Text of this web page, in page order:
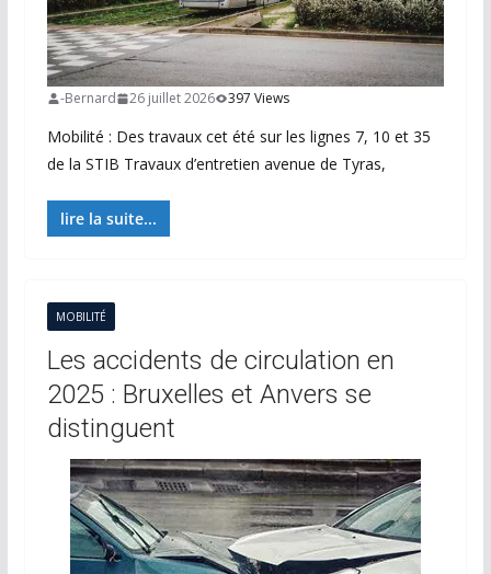
-Bernard 26 juillet 2026 397 Views
Mobilité : Des travaux cet été sur les lignes 7, 10 et 35
de la STIB Travaux d’entretien avenue de Tyras,
lire la suite...
MOBILITÉ
Les accidents de circulation en
2025 : Bruxelles et Anvers se
distinguent